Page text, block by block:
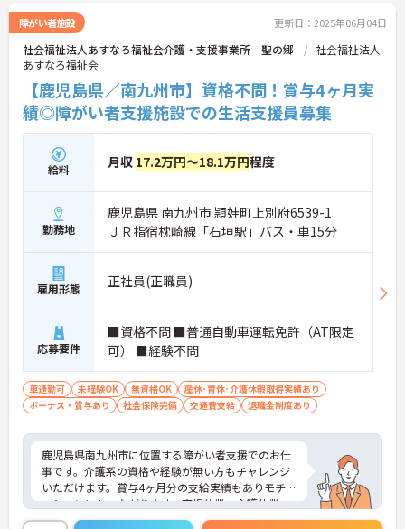
障がい者施設 更新日：2025年06月04日
社会福祉法人あすなろ福祉会介護・支援事業所 聖の郷
社会福祉法人
あすなろ福祉会
【鹿児島県／南九州市】資格不問！賞与4ヶ月実
績◎障がい者支援施設での生活支援員募集
給料 月収 17.2万円～18.1万円程度
勤務地
鹿児島県 南九州市 頴娃町上別府6539-1
ＪＲ指宿枕崎線「石垣駅」バス・車15分
雇用形態 正社員(正職員)
応募要件
■資格不問 ■普通自動車運転免許（AT限定
可） ■経験不問
車通勤可 未経験OK 無資格OK
産休･育休･介護休暇取得実績あり
ボーナス・賞与あり
社会保険完備 交通費支給 退職金制度あり
鹿児島県南九州市に位置する障がい者支援でのお仕
事です。介護系の資格や経験が無い方もチャレンジ
いただけます。賞与4ヶ月分の支給実績もありモチベ
ーションにもつながります。育児休業・介護休業・
看護休暇の取得実績があり、ライフステージが変化